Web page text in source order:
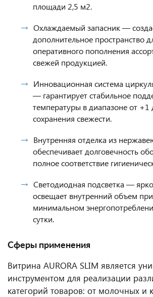
площади 2,5 м2.
Охлаждаемый запасник —
дополнительное пространство
оперативного пополнения
свежей продукцией.
Инновационная система
— гарантирует стабильное
температуры в диапазоне от +1
сохранения свежести.
Внутренняя отделка из
обеспечивает долговечность
полное соответствие
Светодиодная подсветка —
освещает внутренний объем при
минимальном
сутки.
Сферы применения
Витрина AURORA SLIM является
инструментом для реализации
категорий товаров: от молочных и